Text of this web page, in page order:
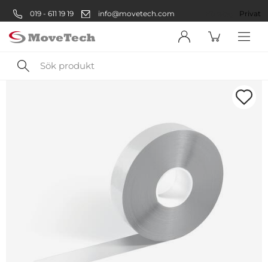
019 - 611 19 19 info@movetech.com Privat
Sök
produkt
handla:
Företag
Företag
Privatperson